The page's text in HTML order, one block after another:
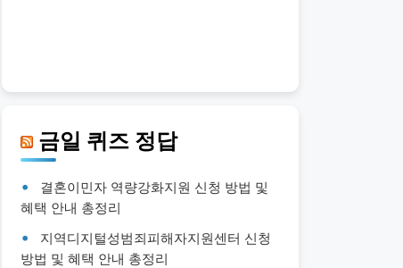
금일 퀴즈 정답
결혼이민자 역량강화지원 신청 방법 및
혜택 안내 총정리
지역디지털성범죄피해자지원센터 신청
방법 및 혜택 안내 총정리